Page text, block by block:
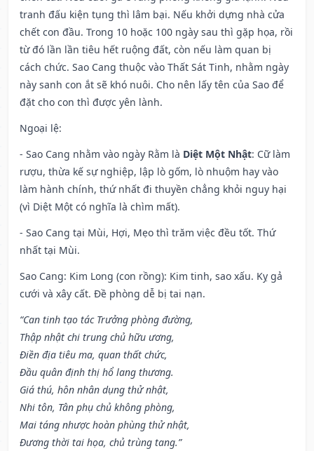
tranh đấu kiện tụng thì lâm bại. Nếu khởi dựng nhà cửa
chết con đầu. Trong 10 hoặc 100 ngày sau thì gặp họa, rồi
từ đó lần lần tiêu hết ruộng đất, còn nếu làm quan bị
cách chức. Sao Cang thuộc vào Thất Sát Tinh, nhằm ngày
này sanh con ắt sẽ khó nuôi. Cho nên lấy tên của Sao để
đặt cho con thì được yên lành.
Ngoại lệ:
- Sao Cang nhằm vào ngày Rằm là Diệt Một Nhật: Cữ làm
rượu, thừa kế sự nghiệp, lập lò gốm, lò nhuộm hay vào
làm hành chính, thứ nhất đi thuyền chẳng khỏi nguy hại
(vì Diệt Một có nghĩa là chìm mất).
- Sao Cang tại Mùi, Hợi, Mẹo thì trăm việc đều tốt. Thứ
nhất tại Mùi.
Sao Cang: Kim Long (con rồng): Kim tinh, sao xấu. Kỵ gả
cưới và xây cất. Đề phòng dễ bị tai nạn.
“Can tinh tạo tác Trưởng phòng đường,
Thập nhật chi trung chủ hữu ương,
Điền địa tiêu ma, quan thất chức,
Đầu quân định thị hổ lang thương.
Giá thú, hôn nhân dụng thử nhật,
Nhi tôn, Tân phụ chủ không phòng,
Mai táng nhược hoàn phùng thử nhật,
Đương thời tai họa, chủ trùng tang.”